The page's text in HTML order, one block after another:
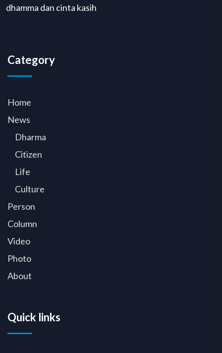
dhamma dan cinta kasih
Category
Home
News
Dharma
Citizen
Life
Culture
Person
Column
Video
Photo
About
Quick links